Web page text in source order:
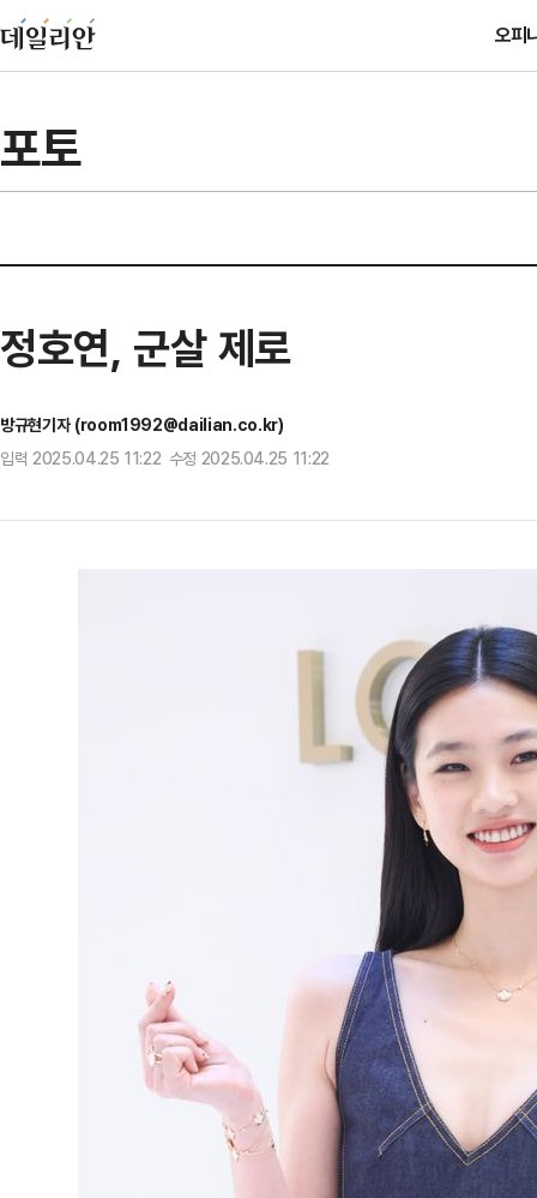
오피
포토
정호연, 군살 제로
방규현기자 (room1992@dailian.co.kr)
입력 2025.04.25 11:22 수정 2025.04.25 11:22